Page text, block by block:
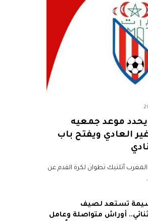
يحدد موعد جمعيه
العادي ويفتح باب
أتلتيك تطوان لكرة القدم عن
تستعد لصيف
أوراش متواصلة وعامل